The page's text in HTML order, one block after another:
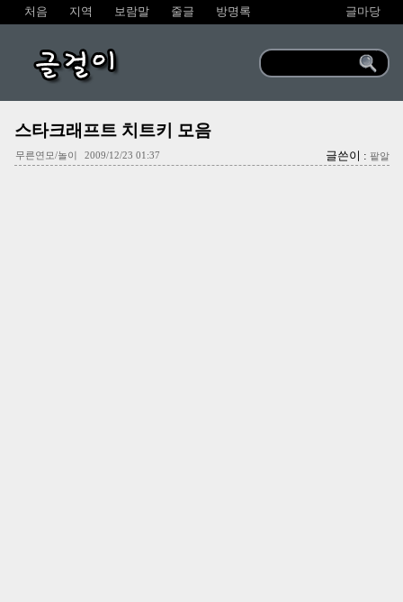
처음 지역 보람말 줄글 방명록 글마당
글걸이
스타크래프트 치트키 모음
무른연모/놀이 2009/12/23 01:37 글쓴이 : 팥알